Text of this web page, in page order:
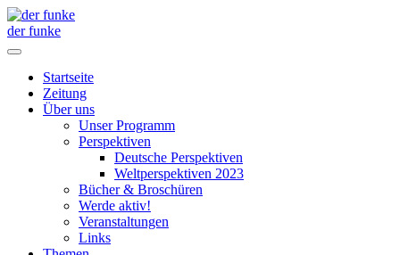
der funke
Startseite
Zeitung
Über uns
Unser Programm
Perspektiven
Deutsche Perspektiven
Weltperspektiven 2023
Bücher & Broschüren
Werde aktiv!
Veranstaltungen
Links